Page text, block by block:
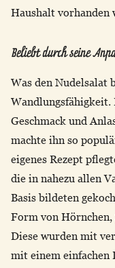
Haushalt vorhanden
Beliebt durch seine
Was den Nudelsalat
Wandlungsfähigkeit.
Geschmack und
machte ihn so
eigenes Rezept
die in nahezu allen
Basis bildeten
Form von Hörnchen,
Diese wurden mit
mit einem einfachen